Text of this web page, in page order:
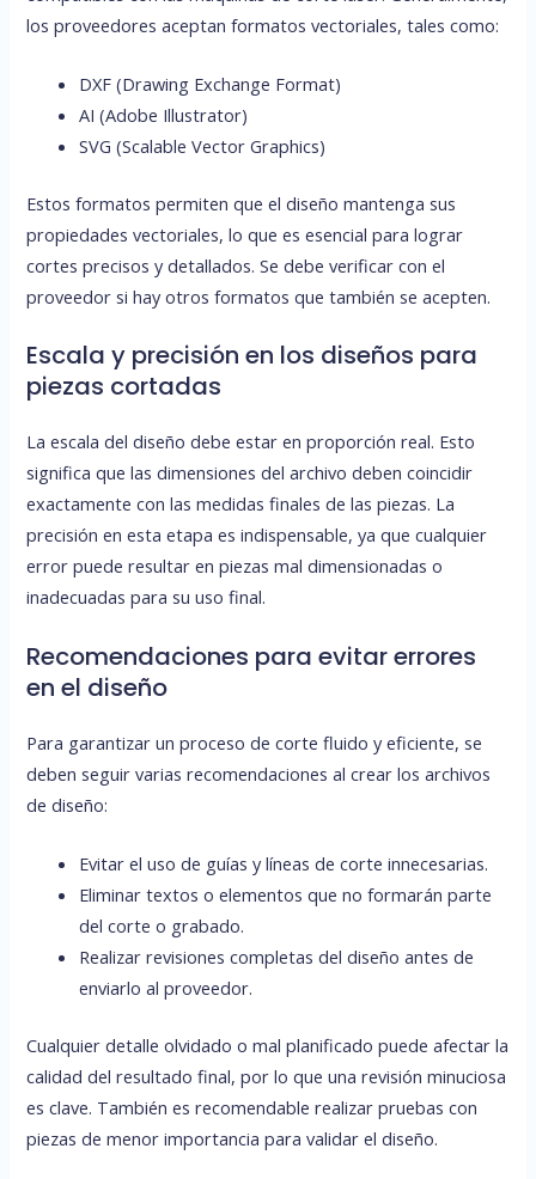
los proveedores aceptan formatos vectoriales, tales como:
DXF (Drawing Exchange Format)
AI (Adobe Illustrator)
SVG (Scalable Vector Graphics)
Estos formatos permiten que el diseño mantenga sus
propiedades vectoriales, lo que es esencial para lograr
cortes precisos y detallados. Se debe verificar con el
proveedor si hay otros formatos que también se acepten.
Escala y precisión en los diseños para
piezas cortadas
La escala del diseño debe estar en proporción real. Esto
significa que las dimensiones del archivo deben coincidir
exactamente con las medidas finales de las piezas. La
precisión en esta etapa es indispensable, ya que cualquier
error puede resultar en piezas mal dimensionadas o
inadecuadas para su uso final.
Recomendaciones para evitar errores
en el diseño
Para garantizar un proceso de corte fluido y eficiente, se
deben seguir varias recomendaciones al crear los archivos
de diseño:
Evitar el uso de guías y líneas de corte innecesarias.
Eliminar textos o elementos que no formarán parte
del corte o grabado.
Realizar revisiones completas del diseño antes de
enviarlo al proveedor.
Cualquier detalle olvidado o mal planificado puede afectar la
calidad del resultado final, por lo que una revisión minuciosa
es clave. También es recomendable realizar pruebas con
piezas de menor importancia para validar el diseño.